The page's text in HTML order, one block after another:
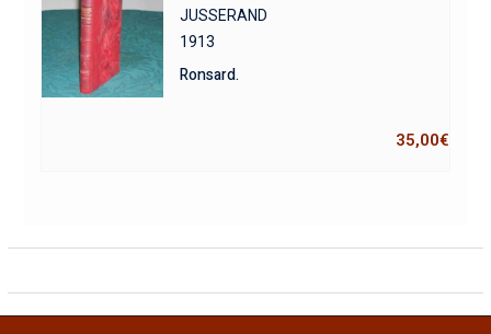
JUSSERAND
1913
Ronsard.
35,00€